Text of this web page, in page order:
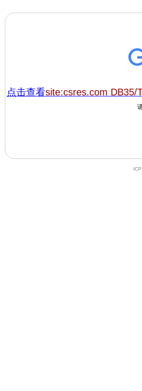
点击查看site:csres.com DB35/